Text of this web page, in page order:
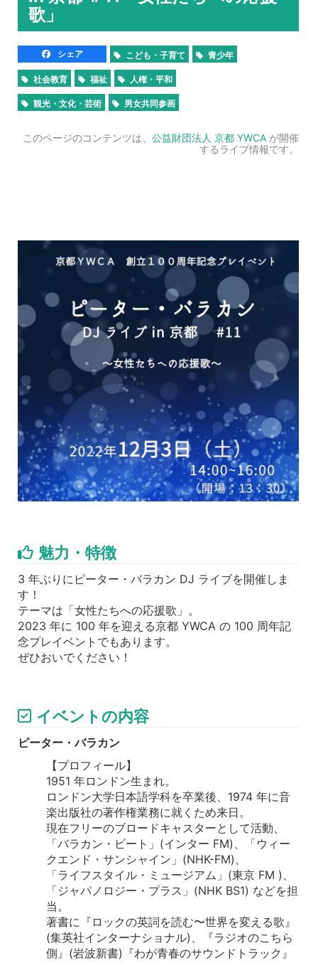
歌」
シェア こども・子育て 青少年
社会教育 福祉 人権・平和
観光・文化・芸術 男女共同参画
このページのコンテンツは、 公益財団法人 京都 YWCAが開催
するライブ情報です。
魅力・特徴
3 年ぶりにピーター・バラカン DJ ライブを開催しま
す！
テーマは「女性たちへの応援歌」。
2023 年に 100 年を迎える京都 YWCA の 100 周年記
念プレイベントでもあります。
ぜひおいでください！
イベントの内容
ピーター・バラカン
【プロフィール】
1951 年ロンドン生まれ。
ロンドン大学日本語学科を卒業後、1974 年に音
楽出版社の著作権業務に就くため来日。
現在フリーのブロードキャスターとして活動、
「バラカン・ビート」(インター FM)、「ウィー
クエンド・サンシャイン」(NHK-FM)、
「ライフスタイル・ミュージアム」(東京 FM )、
「ジャパノロジー・プラス」(NHK BS1) などを担
当。
著書に『ロックの英詞を読む〜世界を変える歌』
(集英社インターナショナル)、『ラジオのこちら
側』(岩波新書)『わが青春のサウンドトラック』